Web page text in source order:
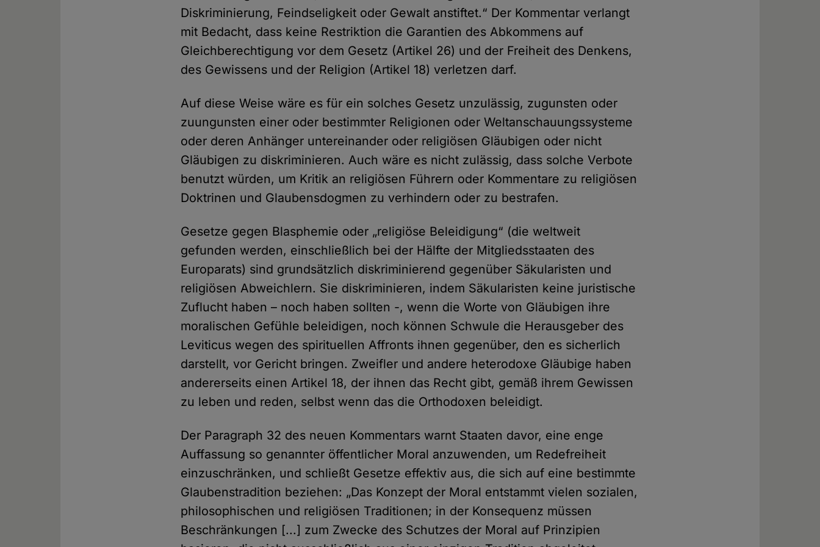
Diskriminierung, Feindseligkeit oder Gewalt anstiftet.“ Der Kommentar verlangt
mit Bedacht, dass keine Restriktion die Garantien des Abkommens auf
Gleichberechtigung vor dem Gesetz (Artikel 26) und der Freiheit des Denkens,
des Gewissens und der Religion (Artikel 18) verletzen darf.
Auf diese Weise wäre es für ein solches Gesetz unzulässig, zugunsten oder
zuungunsten einer oder bestimmter Religionen oder Weltanschauungssysteme
oder deren Anhänger untereinander oder religiösen Gläubigen oder nicht
Gläubigen zu diskriminieren. Auch wäre es nicht zulässig, dass solche Verbote
benutzt würden, um Kritik an religiösen Führern oder Kommentare zu religiösen
Doktrinen und Glaubensdogmen zu verhindern oder zu bestrafen.
Gesetze gegen Blasphemie oder „religiöse Beleidigung“ (die weltweit
gefunden werden, einschließlich bei der Hälfte der Mitgliedsstaaten des
Europarats) sind grundsätzlich diskriminierend gegenüber Säkularisten und
religiösen Abweichlern. Sie diskriminieren, indem Säkularisten keine juristische
Zuflucht haben – noch haben sollten -, wenn die Worte von Gläubigen ihre
moralischen Gefühle beleidigen, noch können Schwule die Herausgeber des
Leviticus wegen des spirituellen Affronts ihnen gegenüber, den es sicherlich
darstellt, vor Gericht bringen. Zweifler und andere heterodoxe Gläubige haben
andererseits einen Artikel 18, der ihnen das Recht gibt, gemäß ihrem Gewissen
zu leben und reden, selbst wenn das die Orthodoxen beleidigt.
Der Paragraph 32 des neuen Kommentars warnt Staaten davor, eine enge
Auffassung so genannter öffentlicher Moral anzuwenden, um Redefreiheit
einzuschränken, und schließt Gesetze effektiv aus, die sich auf eine bestimmte
Glaubenstradition beziehen: „Das Konzept der Moral entstammt vielen sozialen,
philosophischen und religiösen Traditionen; in der Konsequenz müssen
Beschränkungen [...] zum Zwecke des Schutzes der Moral auf Prinzipien